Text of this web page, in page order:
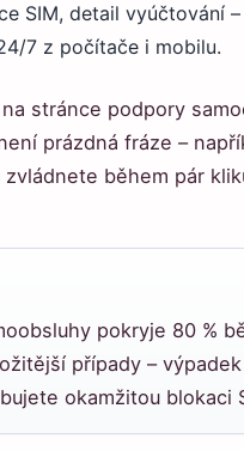
SIM, detail vyúčtování
7 z počítače i mobilu.
stránce podpory
prázdná fráze –
během pár
pokryje 80 %
případy –
okamžitou blokaci